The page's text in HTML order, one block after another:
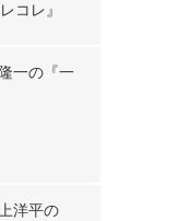
コレ』
一の『一
洋平の